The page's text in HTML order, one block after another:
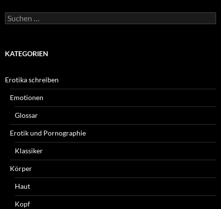
Suchen
nach:
KATEGORIEN
Erotika schreiben
Emotionen
Glossar
Erotik und Pornographie
Klassiker
Körper
Haut
Kopf